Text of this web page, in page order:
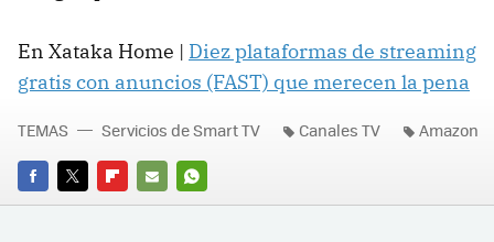
En Xataka Home | Diez plataformas de streaming
gratis con anuncios (FAST) que merecen la pena
FACEBOOK
TWITTERFLIPBOARD
E-
WHATSAPP
TEMAS Servicios de Smart TV Canales TV Amazon